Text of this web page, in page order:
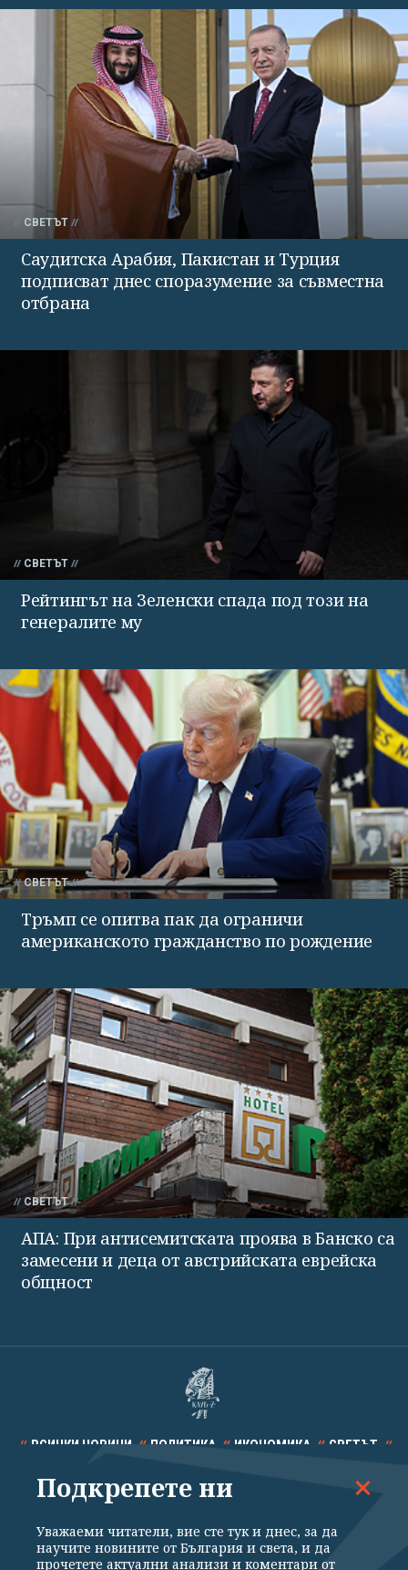
СВЕТЪТ
Саудитска Арабия, Пакистан и Турция
подписват днес споразумение за съвместна
отбрана
СВЕТЪТ
Рейтингът на Зеленски спада под този на
генералите му
СВЕТЪТ
Тръмп се опитва пак да ограничи
американското гражданство по рождение
СВЕТЪТ
АПА: При антисемитската проява в Банско са
замесени и деца от австрийската еврейска
общност
ВСИЧКИ НОВИНИ ПОЛИТИКА ИКОНОМИКА СВЕТЪТ
СПОРТ КУЛТУРА ТЕХНОЛОГИИ КАЛЕЙДОСКОП
Подкрепете ни
Уважаеми читатели, вие сте тук и днес, за да
научите новините от България и света, и да
прочетете актуални анализи и коментари от